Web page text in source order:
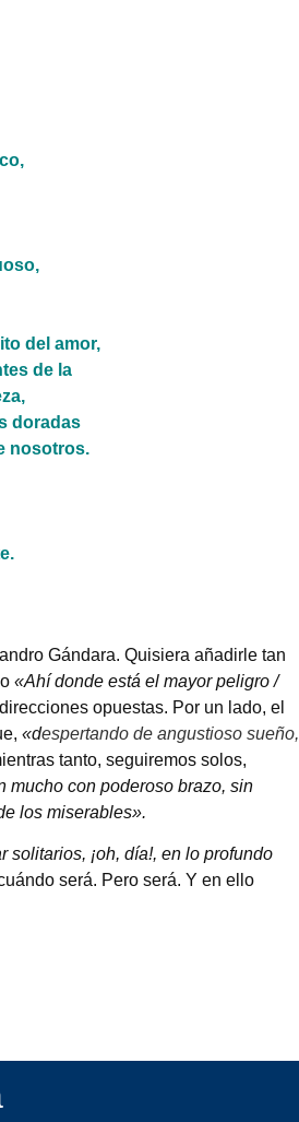
del amor,
florecientes de la
doradas
nosotros.
Gándara. Quisiera añadirle tan
«Ahí donde está el mayor peligro /
opuestas. Por un lado, el
«despertando de angustioso sueño,
tanto, seguiremos solos,
mucho con poderoso brazo, sin
los miserables».
solitarios, ¡oh, día!, en lo profundo
será. Pero será. Y en ello